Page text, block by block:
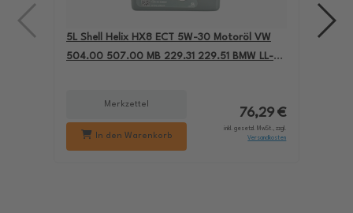
5L Shell Helix HX8 ECT 5W-30 Motoröl VW
504.00 507.00 MB 229.31 229.51 BMW LL-04
Merkzettel
In den Warenkorb
76,29 €
inkl. gesetzl. MwSt., zzgl.
Versandkosten